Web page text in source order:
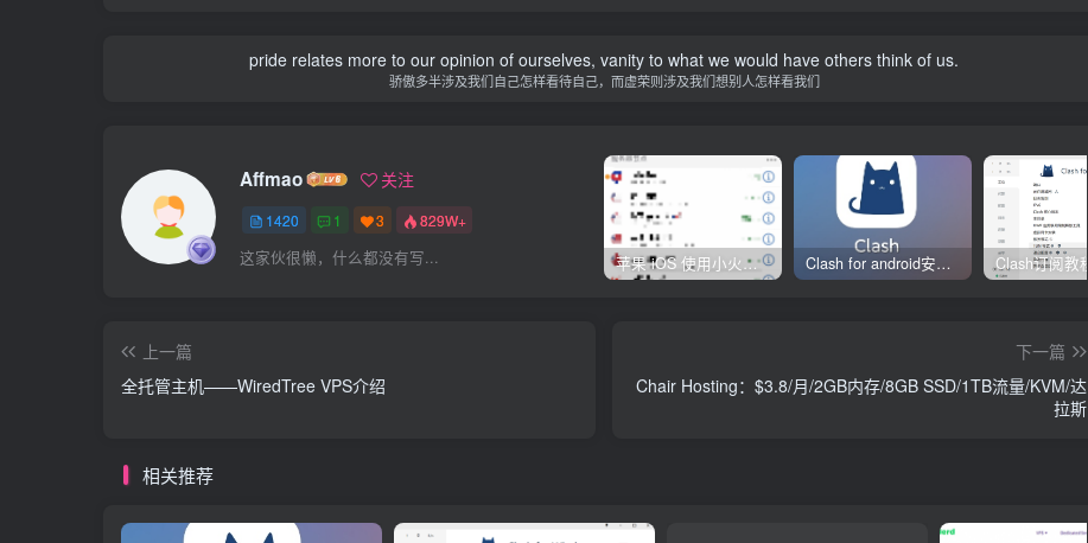
pride relates more to our opinion of ourselves, vanity to what we would have others think of us.
骄傲多半涉及我们自己怎样看待自己，而虚荣则涉及我们想别人怎样看我们
Affmao 关注
1420 1 3 829W+
这家伙很懒，什么都没有写... 苹果 iOS 使用小火箭(shadowrocket)新手教程 Clash for android安卓客户端保姆级新手使用教程
上一篇
全托管主机——WiredTree VPS介绍
下一篇
Chair Hosting：$3.8/月/2GB内存/8GB SSD/1TB流量/KVM/达
拉斯
相关推荐